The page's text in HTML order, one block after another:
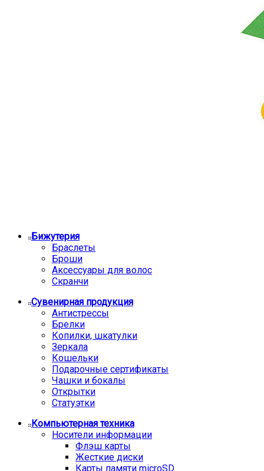
Бижутерия
Браслеты
Броши
Аксессуары для волос
Скранчи
Сувенирная продукция
Антистрессы
Брелки
Копилки, шкатулки
Зеркала
Кошельки
Подарочные сертификаты
Чашки и бокалы
Открытки
Статуэтки
Компьютерная техника
Носители информации
Флэш карты
Жесткие диски
Карты памяти microSD